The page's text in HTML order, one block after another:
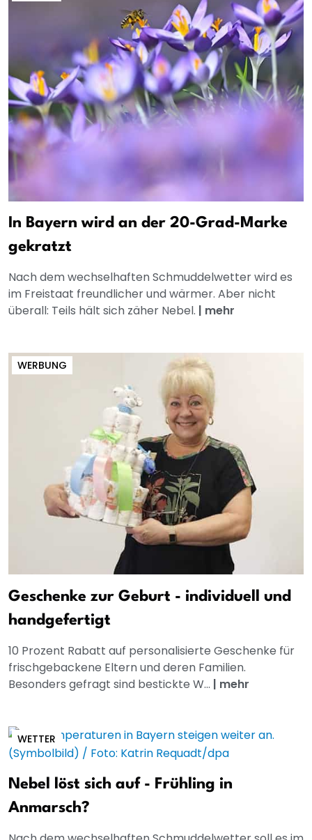
In Bayern wird an der 20-Grad-Marke
gekratzt
Nach dem wechselhaften Schmuddelwetter wird es
im Freistaat freundlicher und wärmer. Aber nicht
überall: Teils hält sich zäher Nebel. | mehr
WERBUNG
Geschenke zur Geburt - individuell und
handgefertigt
10 Prozent Rabatt auf personalisierte Geschenke für
frischgebackene Eltern und deren Familien.
Besonders gefragt sind bestickte W... | mehr
WETTER
Nebel löst sich auf - Frühling in
Anmarsch?